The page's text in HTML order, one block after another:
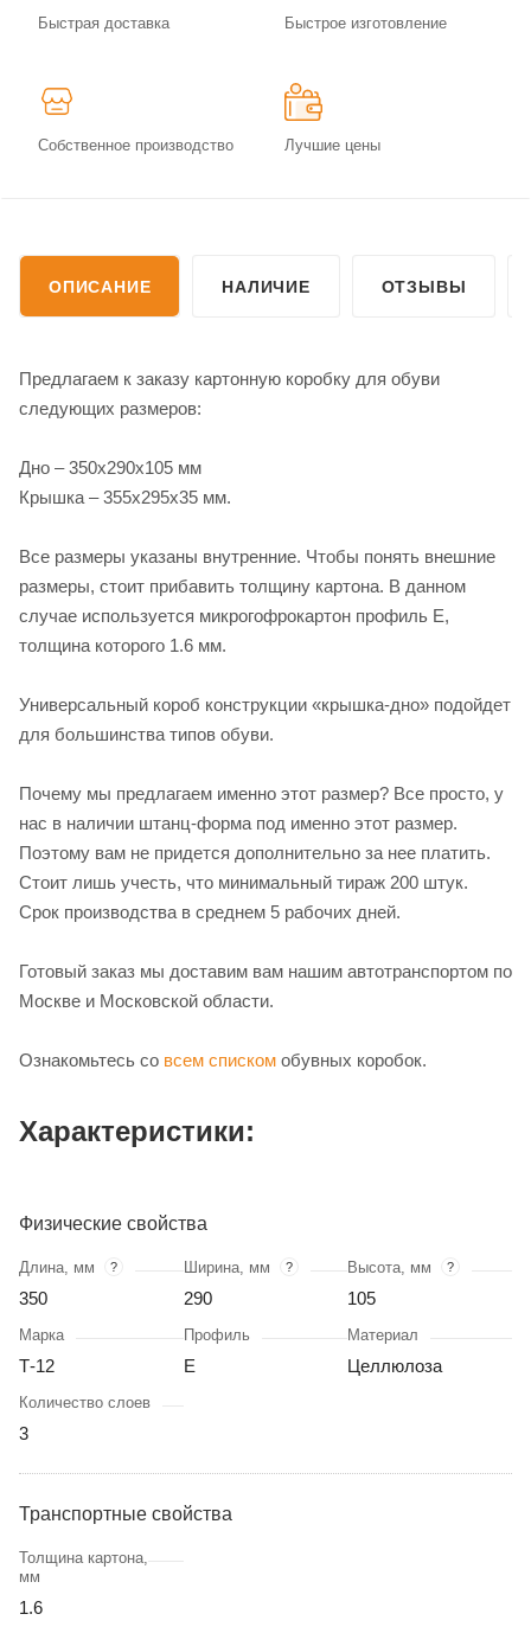
Быстрая доставка Быстрое изготовление
Собственное производство Лучшие цены
ОПИСАНИЕ НАЛИЧИЕ ОТЗЫВЫ
Предлагаем к заказу картонную коробку для обуви
следующих размеров:
Дно – 350х290х105 мм
Крышка – 355х295х35 мм.
Все размеры указаны внутренние. Чтобы понять внешние
размеры, стоит прибавить толщину картона. В данном
случае используется микрогофрокартон профиль Е,
толщина которого 1.6 мм.
Универсальный короб конструкции «крышка-дно» подойдет
для большинства типов обуви.
Почему мы предлагаем именно этот размер? Все просто, у
нас в наличии штанц-форма под именно этот размер.
Поэтому вам не придется дополнительно за нее платить.
Стоит лишь учесть, что минимальный тираж 200 штук.
Срок производства в среднем 5 рабочих дней.
Готовый заказ мы доставим вам нашим автотранспортом по
Москве и Московской области.
Ознакомьтесь со всем списком обувных коробок.
Характеристики:
Физические свойства
Длина, мм ?
350
Ширина, мм ?
290
Высота, мм ?
105
Марка
Т-12
Профиль
Е
Материал
Целлюлоза
Количество слоев
3
Транспортные свойства
Толщина картона,
мм
1.6